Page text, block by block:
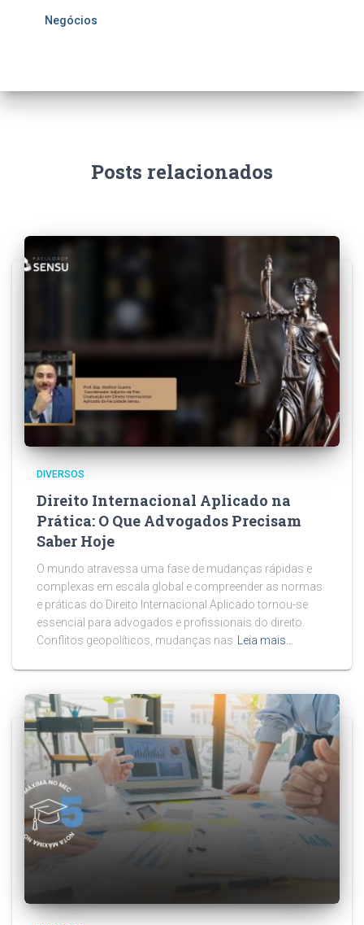
Negócios
Posts relacionados
DIVERSOS
Direito Internacional Aplicado na
Prática: O Que Advogados Precisam
Saber Hoje
O mundo atravessa uma fase de mudanças rápidas e
complexas em escala global e compreender as normas
e práticas do Direito Internacional Aplicado tornou-se
essencial para advogados e profissionais do direito.
Conflitos geopolíticos, mudanças nas
Leia mais…